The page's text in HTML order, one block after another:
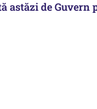
astăzi de Guvern